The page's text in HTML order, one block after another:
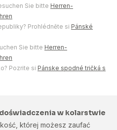
Sie bitte Herren-
Prohlédněte si Pánské
Sie bitte Herren-
Pozrite si Pánske spodné tričká s
w kolarstwie
której możesz zaufać